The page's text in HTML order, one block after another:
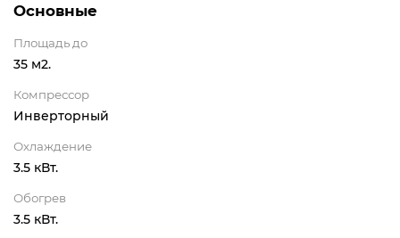
Основные
Площадь до
35 м2.
Компрессор
Инверторный
Охлаждение
3.5 кВт.
Обогрев
3.5 кВт.